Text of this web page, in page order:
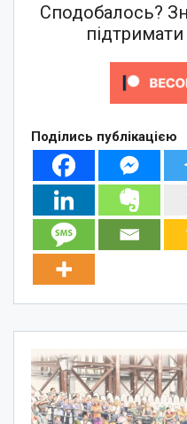
Сподобалось?
Поділись публікацією